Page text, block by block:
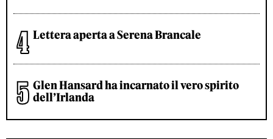
Lettera aperta a Serena Brancale
Glen Hansard ha incarnato il vero spirito
dell’Irlanda